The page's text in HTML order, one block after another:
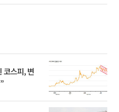
코스피, 변